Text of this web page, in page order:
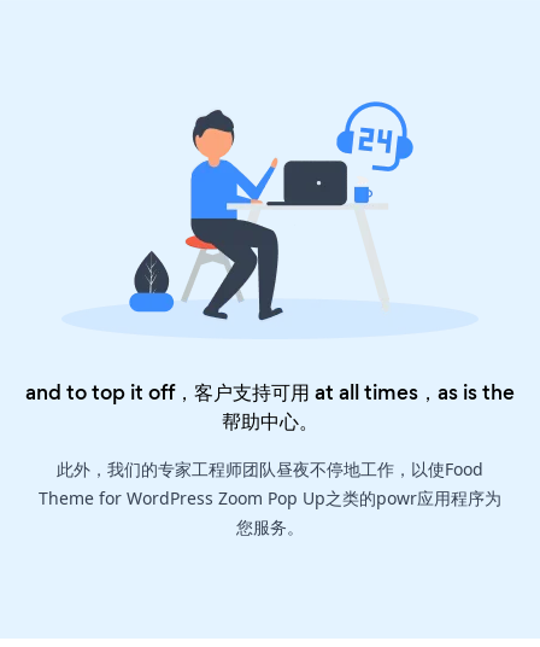
and to top it off，客户支持可用 at all times，as is the
帮助中心。
此外，我们的专家工程师团队昼夜不停地工作，以使Food
Theme for WordPress Zoom Pop Up之类的powr应用程序为
您服务。